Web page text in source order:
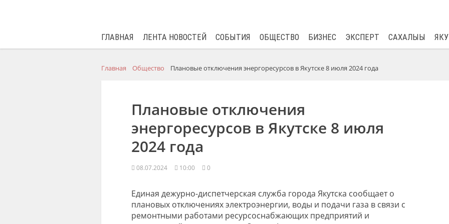
ГЛАВНАЯ ЛЕНТА НОВОСТЕЙ СОБЫТИЯ ОБЩЕСТВО БИЗНЕС ЭКСПЕРТ САХАЛЫЫ
Главная Общество Плановые отключения энергоресурсов в Якутске 8 июля 2024 года
Плановые отключения
энергоресурсов в Якутске 8 июля
2024 года
08.07.2024 10:00 0
Единая дежурно-диспетчерская служба города Якутска сообщает о
плановых отключениях электроэнергии, воды и подачи газа в связи с
ремонтными работами ресурсоснабжающих предприятий и